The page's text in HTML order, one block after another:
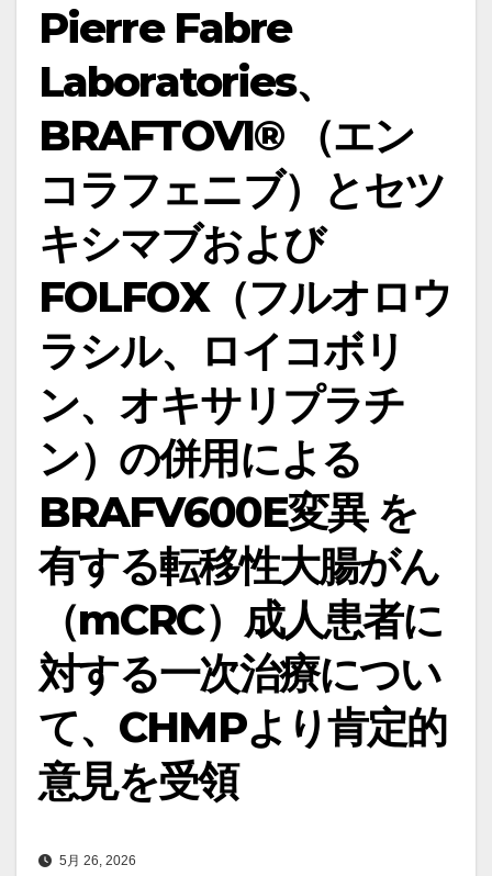
Pierre Fabre
Laboratories、
BRAFTOVI® （エン
コラフェニブ）とセツ
キシマブおよび
FOLFOX（フルオロウ
ラシル、ロイコボリ
ン、オキサリプラチ
ン）の併用による
BRAFV600E変異 を
有する転移性大腸がん
（mCRC）成人患者に
対する一次治療につい
て、CHMPより肯定的
意見を受領
5月 26, 2026